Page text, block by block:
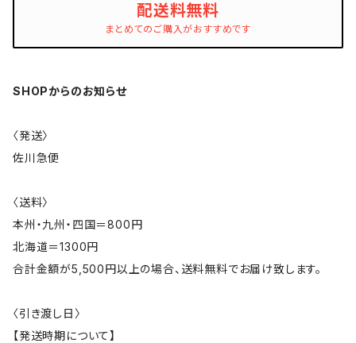
配送料無料
まとめてのご購入がおすすめです
SHOPからのお知らせ
〈発送〉
佐川急便
〈送料〉
本州・九州・四国＝800円
北海道＝1300円
合計金額が5,500円以上の場合、送料無料でお届け致します。
〈引き渡し日〉
【発送時期について】